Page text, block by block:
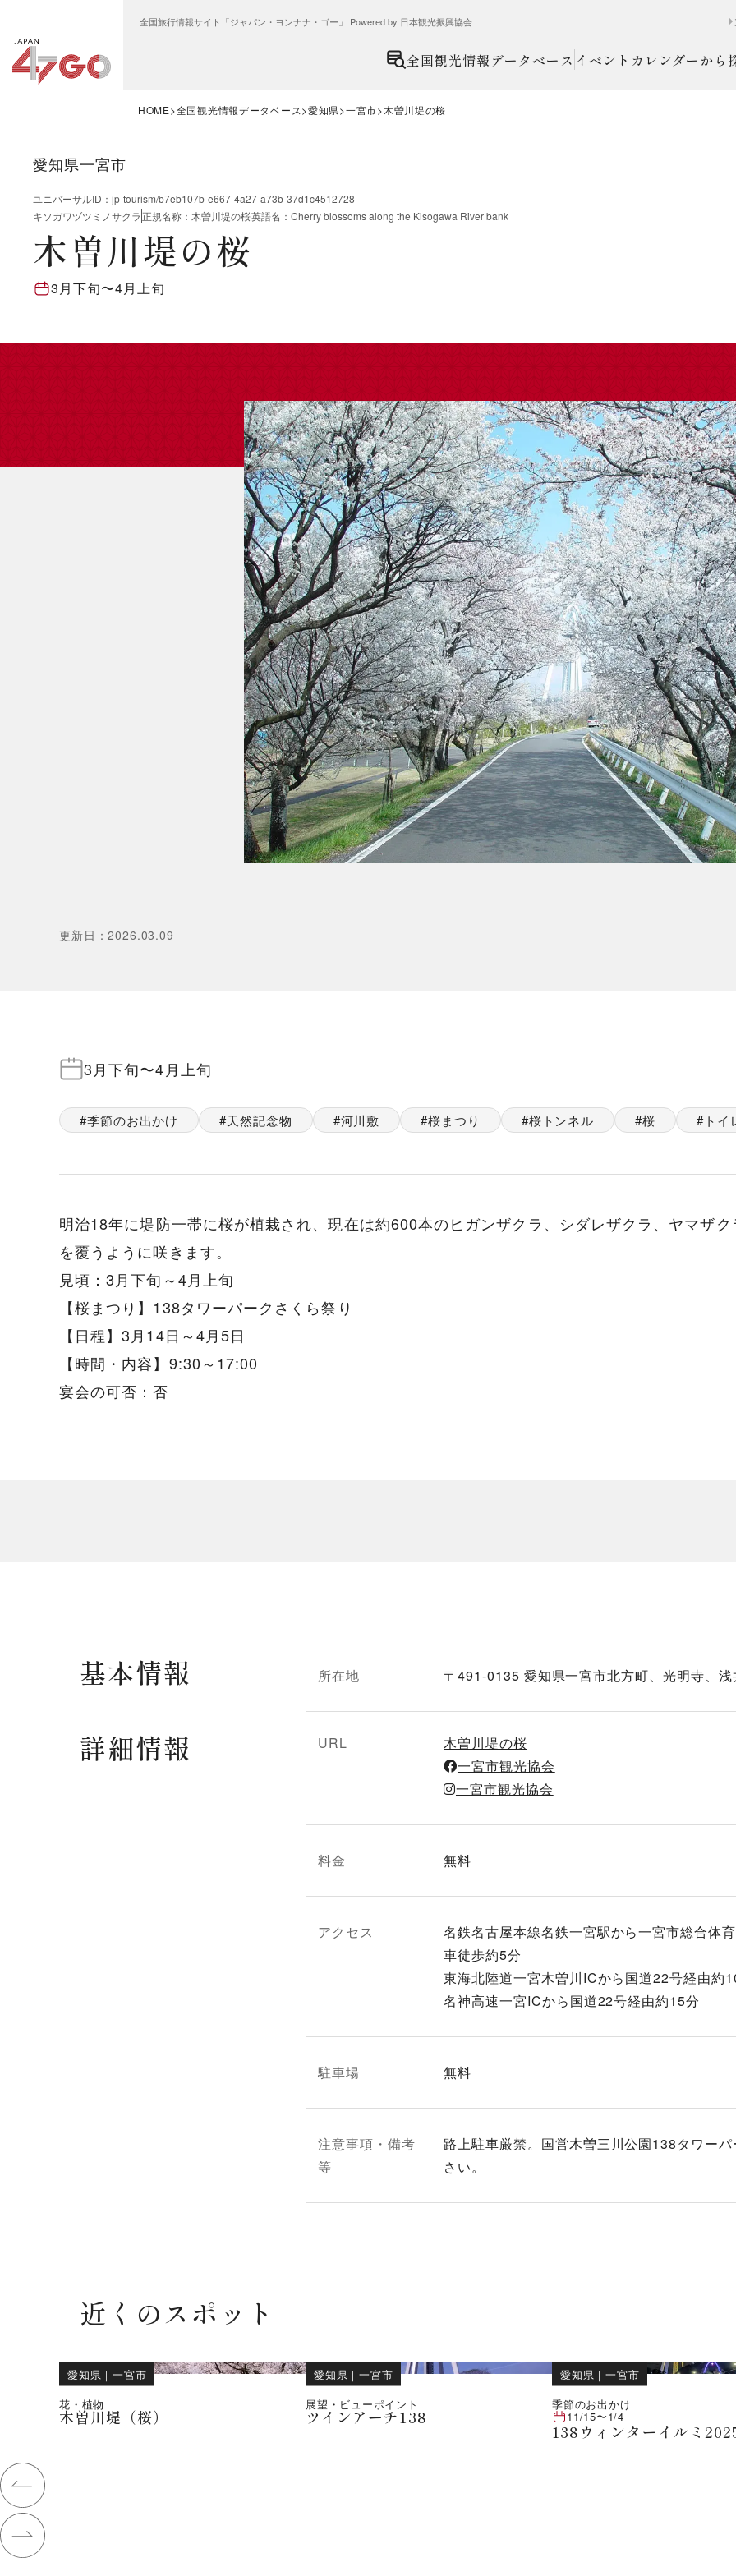
全国旅行情報サイト「ジャパン・ヨンナナ・ゴー」 Powered by 日本観光振興協会
全国観光情報データベース イベントカレンダーから
HOME 全国観光情報データベース 愛知県 一宮市 木曽川堤の桜
愛知県一宮市
ユニバーサルID ： jp-tourism/b7eb107b-e667-4a27-a73b-37d1c4512728
キソガワヅツミノサクラ正規名称 ： 木曽川堤の桜英語名 ： Cherry blossoms along the Kisogawa River bank
木曽川堤の桜
3月下旬〜4月上旬
更新日 ：2026.03.09
3月下旬〜4月上旬
季節のお出かけ 天然記念物 河川敷 桜まつり 桜トンネル 桜 トイ
明治18年に堤防一帯に桜が植栽され、現在は約600本のヒガンザクラ、シダレザクラ、ヤマザ
を覆うように咲きます。
見頃：3月下旬～4月上旬
【桜まつり】138タワーパークさくら祭り
【日程】3月14日～4月5日
【時間・内容】9:30～17:00
宴会の可否：否
基本情報 所在地 〒491-0135 愛知県一宮市北方町、光明寺、
詳細情報 URL
木曽川堤の桜
一宮市観光協会
一宮市観光協会
料金 無料
アクセス
名鉄名古屋本線名鉄一宮駅から一宮市総合体
車徒歩約5分
東海北陸道一宮木曽川ICから国道22号経由約
名神高速一宮ICから国道22号経由約15分
駐車場 無料
注意事項・備考
等
路上駐車厳禁。国営木曽三川公園138タワー
さい。
近くのスポット
愛知県 ｜一宮市
花・植物
木曽川堤（桜）
愛知県 ｜一宮市
展望・ビューポイント
ツインアーチ138
愛知県 ｜一宮市
季節のお出かけ
11/15〜1/4
138ウィンターイルミ